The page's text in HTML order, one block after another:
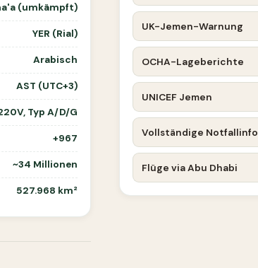
(umkämpft)
YER (Rial)
Arabisch
AST (UTC+3)
Typ A/D/G
+967
~34 Millionen
527.968 km²
UK-Jemen-Warnung
OCHA-Lageberichte
UNICEF Jemen
Vollständige Notfallinfo
Flüge via Abu Dhabi